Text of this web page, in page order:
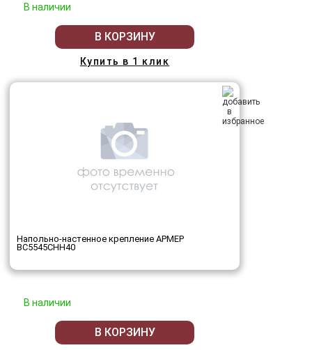
В наличии
В КОРЗИНУ
Купить в 1 клик
Напольно-настенное крепление АРМЕР
ВС5545СНН40
В наличии
В КОРЗИНУ